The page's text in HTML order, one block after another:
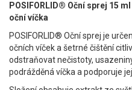
POSIFORLID® Oční sprej 15
oční víčka
POSIFORLID® Oční sprej je
očních víček a šetrné čištění
odstraňovat nečistoty,
podrážděná víčka a podporuje